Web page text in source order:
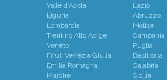
Valle d'Aosta
Liguria
Lombardia
Trentino Alto Adige
Veneto
Friuli Venezia Giulia
Emilia Romagna
Marche
Lazio
Abruzzo
Molise
Campania
Puglia
Basilicata
Calabria
Sicilia